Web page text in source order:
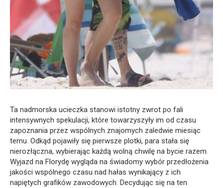
Ta nadmorska ucieczka stanowi istotny zwrot po fali
intensywnych spekulacji, które towarzyszyły im od czasu
zapoznania przez wspólnych znajomych zaledwie miesiąc
temu. Odkąd pojawiły się pierwsze plotki, para stała się
nierozłączna, wybierając każdą wolną chwilę na bycie razem.
Wyjazd na Florydę wygląda na świadomy wybór przedłożenia
jakości wspólnego czasu nad hałas wynikający z ich
napiętych grafików zawodowych. Decydując się na ten